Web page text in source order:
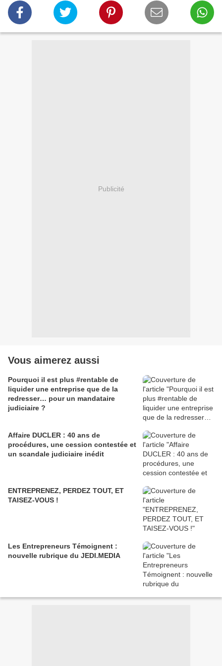
Publicité
Vous aimerez aussi
Pourquoi il est plus #rentable de
liquider une entreprise que de la
redresser… pour un mandataire
judiciaire ?
Affaire DUCLER : 40 ans de
procédures, une cession contestée et
un scandale judiciaire inédit
ENTREPRENEZ, PERDEZ TOUT, ET
TAISEZ-VOUS !
Les Entrepreneurs Témoignent :
nouvelle rubrique du JEDI.MEDIA